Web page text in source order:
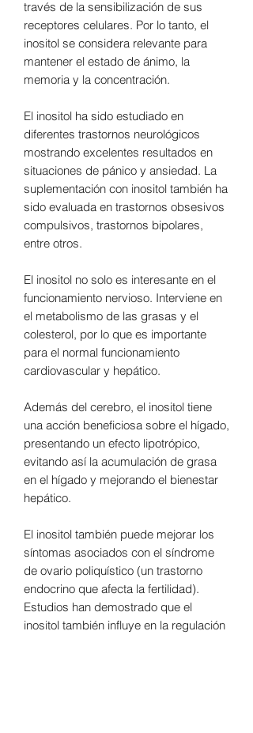
través de la sensibilización de sus
receptores celulares. Por lo tanto, el
inositol se considera relevante para
mantener el estado de ánimo, la
memoria y la concentración.
El inositol ha sido estudiado en
diferentes trastornos neurológicos
mostrando excelentes resultados en
situaciones de pánico y ansiedad. La
suplementación con inositol también ha
sido evaluada en trastornos obsesivos
compulsivos, trastornos bipolares,
entre otros.
El inositol no solo es interesante en el
funcionamiento nervioso. Interviene en
el metabolismo de las grasas y el
colesterol, por lo que es importante
para el normal funcionamiento
cardiovascular y hepático.
Además del cerebro, el inositol tiene
una acción beneficiosa sobre el hígado,
presentando un efecto lipotrópico,
evitando así la acumulación de grasa
en el hígado y mejorando el bienestar
hepático.
El inositol también puede mejorar los
síntomas asociados con el síndrome
de ovario poliquístico (un trastorno
endocrino que afecta la fertilidad).
Estudios han demostrado que el
inositol también influye en la regulación